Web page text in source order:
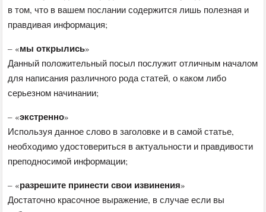
в том, что в вашем послании содержится лишь полезная и
правдивая информация;
– «мы открылись»
Данный положительный посыл послужит отличным началом
для написания различного рода статей, о каком либо
серьезном начинании;
– «экстренно»
Используя данное слово в заголовке и в самой статье,
необходимо удостовериться в актуальности и правдивости
преподносимой информации;
– «разрешите принести свои извинения»
Достаточно красочное выражение, в случае если вы